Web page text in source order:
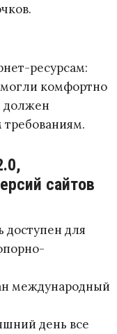
ресурсам:
комфортно
должен
требованиям.
сайтов
доступен для
международный
день все